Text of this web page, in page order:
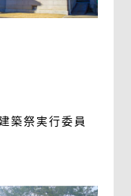
築祭実行委員